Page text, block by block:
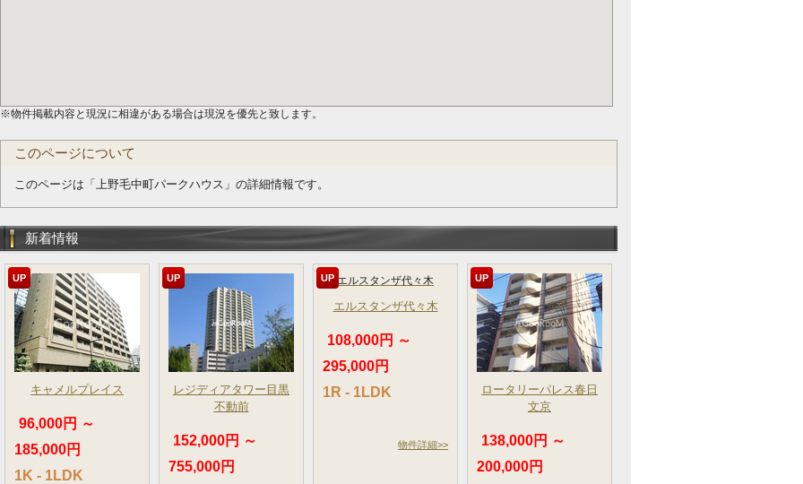
※物件掲載内容と現況に相違がある場合は現況を優先と致します。
このページについて
このページは「上野毛中町パークハウス」の詳細情報です。
新着情報
UP
キャメルプレイス
96,000円 ～
185,000円
1K - 1LDK
UP
レジディアタワー目黒
不動前
152,000円 ～
755,000円
UP
エルスタンザ代々木
108,000円 ～
295,000円
1R - 1LDK
物件詳細>>
UP
ロータリーパレス春日
文京
138,000円 ～
200,000円